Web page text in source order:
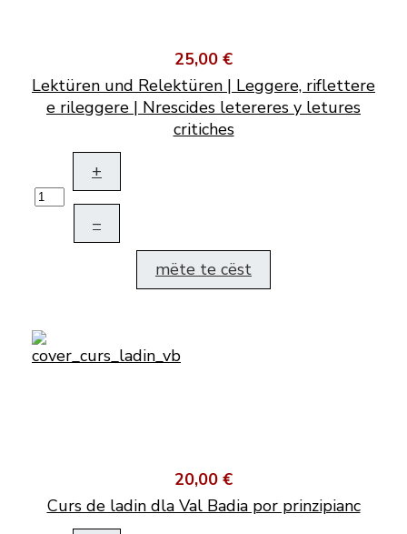
25,00 €
Lektüren und Relektüren | Leggere, riflettere
e rileggere | Nrescides letereres y letures
critiches
+
–
mëte te cëst
20,00 €
Curs de ladin dla Val Badia por prinzipianc